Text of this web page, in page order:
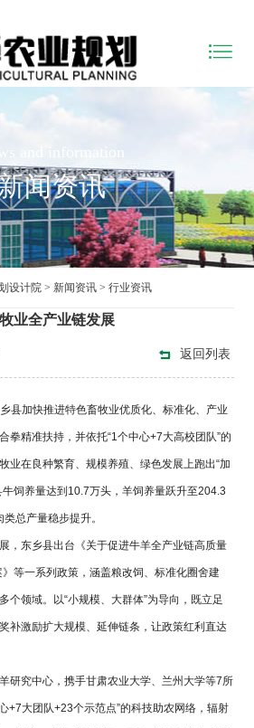
and information
闻资讯
设计院 > 新闻资讯 >行业资讯
业全产业链发展
返回列表
加快推进特色畜牧业优质化、标准化、产业
拳精准扶持，并依托“1个中心+7大高校团队”的
业在良种繁育、规模养殖、绿色发展上跑出“加
饲养量达到10.7万头，羊饲养量跃升至204.3
总产量稳步提升。
东乡县出台《关于促进牛羊全产业链高质量
等一系列政策，涵盖粮改饲、标准化圈舍建
个领域。以“小规模、大群体”为导向，既立足
补激励扩大规模、延伸链条，让政策红利直达
究中心，携手甘肃农业大学、兰州大学等7所
+7大团队+23个示范点”的科技助农网络，辐射